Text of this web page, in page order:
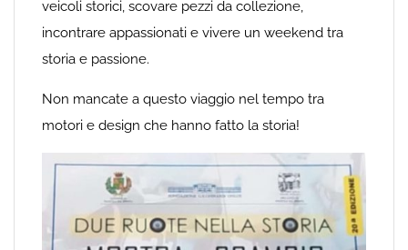
veicoli storici, scovare pezzi da collezione,
incontrare appassionati e vivere un weekend tra
storia e passione.
Non mancate a questo viaggio nel tempo tra
motori e design che hanno fatto la storia!